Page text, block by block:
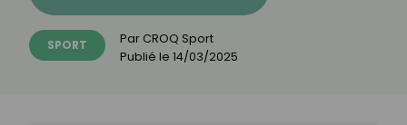
SPORT Par CROQ Sport
Publié le 14/03/2025